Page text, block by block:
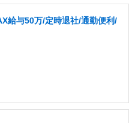
給与50万/定時退社/通勤便利/